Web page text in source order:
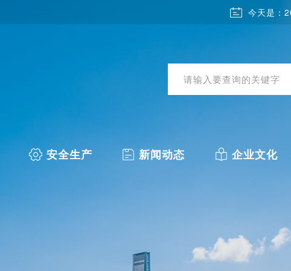
今天是：
安全生产 新闻动态 企业文化